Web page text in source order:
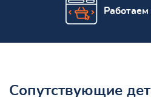
Сопутствующие